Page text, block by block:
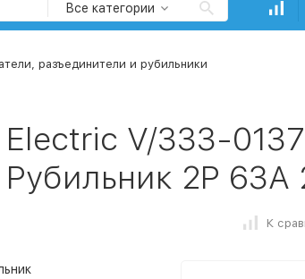
Все категории
разъединители и рубильники
Electric V/333-
2P 63A
К